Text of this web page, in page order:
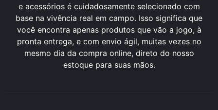
e acessórios é cuidadosamente selecionado com
base na vivência real em campo. Isso significa que
você encontra apenas produtos que vão a jogo, à
pronta entrega, e com envio ágil, muitas vezes no
mesmo dia da compra online, direto do nosso
estoque para suas mãos.